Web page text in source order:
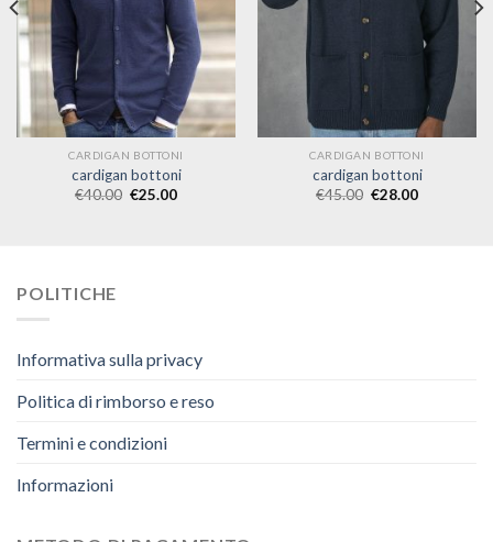
CARDIGAN BOTTONI
cardigan bottoni
€40.00 €25.00
CARDIGAN BOTTONI
cardigan bottoni
€45.00 €28.00
POLITICHE
Informativa sulla privacy
Politica di rimborso e reso
Termini e condizioni
Informazioni